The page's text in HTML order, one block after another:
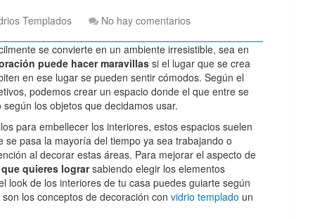
Templados No hay comentarios
se convierte en un ambiente irresistible, sea en
puede hacer maravillas si el lugar que se crea
en ese lugar se pueden sentir cómodos. Según el
podemos crear un espacio donde el que entre se
los objetos que decidamos usar.
para embellecer los interiores, estos espacios suelen
pasa la mayoría del tiempo ya sea trabajando o
al decorar estas áreas. Para mejorar el aspecto de
quieres lograrsabiendo elegir los elementos
look de los interiores de tu casa puedes guiarte según
los conceptos de decoración con vidrio templado un